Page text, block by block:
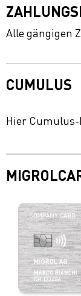
Alle gängigen
CUMULUS
Hier